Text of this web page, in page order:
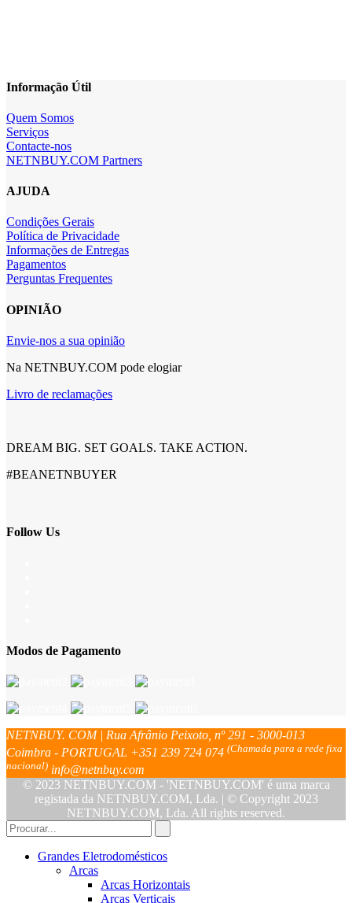
Informação Útil
Quem Somos
Serviços
Contacte-nos
NETNBUY.COM Partners
AJUDA
Condições Gerais
Política de Privacidade
Informações de Entregas
Pagamentos
Perguntas Frequentes
OPINIÃO
Envie-nos a sua opinião
Na NETNBUY.COM pode elogiar
Livro de reclamações
DREAM BIG. SET GOALS. TAKE ACTION.
#BEANETNBUYER
Follow Us
Modos de Pagamento
NETNBUY. COM | Rua Afrânio Peixoto, nº 291 - 3000-013
Coimbra - PORTUGAL +351 239 724 074 (Chamada para a rede fixa
nacional) info@netnbuy.com
© 2023 NETNBUY.COM - 'NETNBUY.COM' é uma marca
registada da NETNBUY.COM, Lda. | © Copyright 2023
NETNBUY.COM, Lda. All rights reserved.
Grandes Eletrodomésticos
Arcas
Arcas Horizontais
Arcas Verticais